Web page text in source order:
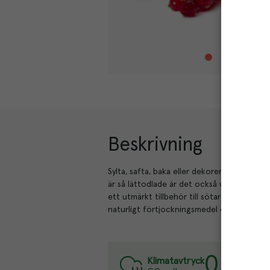
Beskrivning
Sylta, safta, baka eller dekorera. Vinbär är
är så lättodlade är det också vanligt att
ett utmärkt tillbehör till sötare desserter
naturligt förtjockningsmedel och lämpar
Klimatavtryck